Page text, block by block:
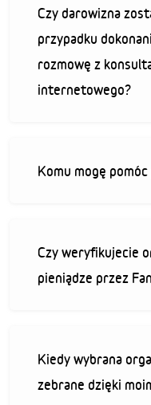
Czy darowizna
przypadku
rozmowę z
internetowego?
Komu mogę
Czy weryfikujecie
pieniądze przez
Kiedy wybrana
zebrane dzięki